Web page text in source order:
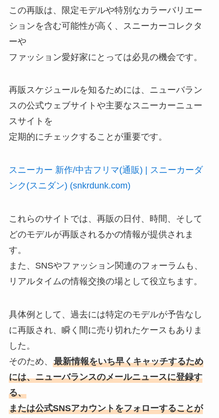
この再販は、限定モデルや特別なカラーバリエー
ションを含む可能性が高く、スニーカーコレクタ
ーや
ファッション愛好家にとっては必見の機会です。
再販スケジュールを知るためには、ニューバラン
スの公式ウェブサイトや主要なスニーカーニュー
スサイトを
定期的にチェックすることが重要です。
スニーカー 新作/中古フリマ(通販) | スニーカーダ
ンク(スニダン) (snkrdunk.com)
これらのサイトでは、再販の日付、時間、そして
どのモデルが再販されるかの情報が提供されま
す。
また、SNSやファッション関連のフォーラムも、
リアルタイムの情報交換の場として役立ちます。
具体例として、過去には特定のモデルが予告なし
に再販され、瞬く間に売り切れたケースもありま
した。
そのため、 最新情報をいち早くキャッチするため
には、ニューバランスのメールニュースに登録す
る、
または公式SNSアカウントをフォローすることが